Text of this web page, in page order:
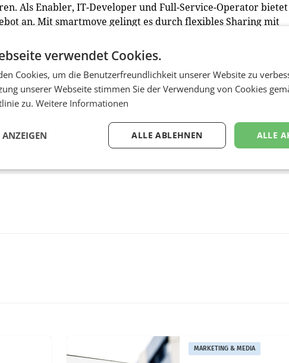
Als Enabler, IT-Developer und Full-Service-Operator
an. Mit smartmove gelingt es durch flexibles Sharing mit
bestehender Flotten zu reduzieren und die Auslastung zu
Personennahverkehr und weitere
Fortbewegungsangebot geschaffen, das
Technologie von smartmove wird unter anderem von
MARKETING & MEDIA
verwendet Cookies.
Cookies, um die Benutzerfreundlichkeit unserer Website zu
unserer Webseite stimmen Sie der Verwendung von Cookies
zu. Weitere Informationen
ALLE
ALLE ABLEHNEN
ANZEIGEN